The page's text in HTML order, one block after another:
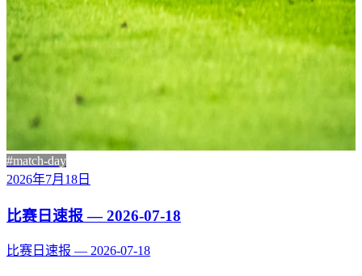
#match-day
2026年7月18日
比赛日速报 — 2026-07-18
比赛日速报 — 2026-07-18